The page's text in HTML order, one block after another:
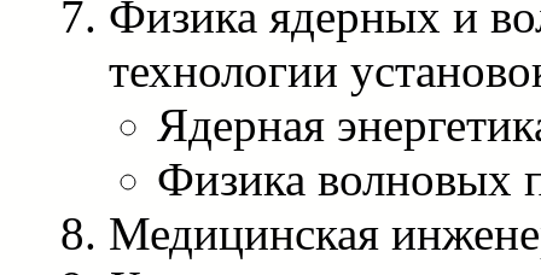
Физика ядерных и
технологии
Ядерная
Физика волновых
Медицинская